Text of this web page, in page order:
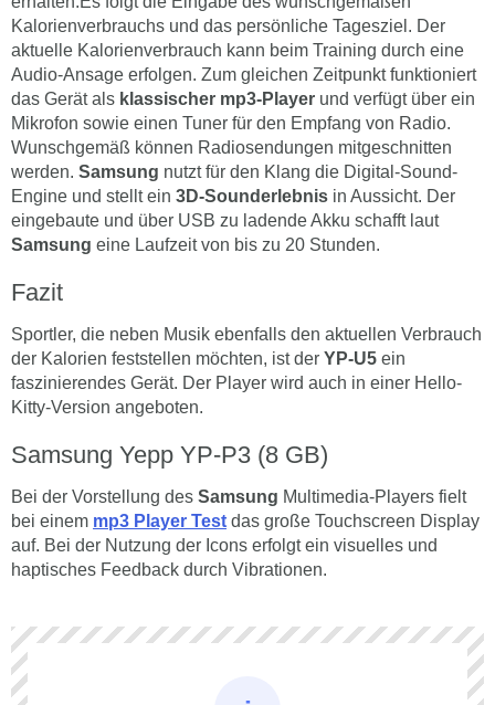
Kalorienverbrauchs und das persönliche Tagesziel. Der
aktuelle Kalorienverbrauch kann beim Training durch eine
Audio-Ansage erfolgen. Zum gleichen Zeitpunkt funktioniert
das Gerät als klassischer mp3-Player und verfügt über ein
Mikrofon sowie einen Tuner für den Empfang von Radio.
Wunschgemäß können Radiosendungen mitgeschnitten
werden. Samsung nutzt für den Klang die Digital-Sound-
Engine und stellt ein 3D-Sounderlebnis in Aussicht. Der
eingebaute und über USB zu ladende Akku schafft laut
Samsung eine Laufzeit von bis zu 20 Stunden.
Fazit
Sportler, die neben Musik ebenfalls den aktuellen Verbrauch
der Kalorien feststellen möchten, ist der YP-U5 ein
faszinierendes Gerät. Der Player wird auch in einer Hello-
Kitty-Version angeboten.
Samsung Yepp YP-P3 (8 GB)
Bei der Vorstellung des Samsung Multimedia-Players fielt
bei einem mp3 Player Test das große Touchscreen Display
auf. Bei der Nutzung der Icons erfolgt ein visuelles und
haptisches Feedback durch Vibrationen.